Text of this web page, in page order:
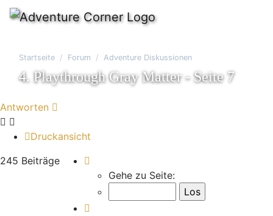
Startseite Forum Adventure Diskussionen
4. Playthrough Gray Matter - Seite 7
Antworten
Druckansicht
245 Beiträge
Gehe zu Seite: